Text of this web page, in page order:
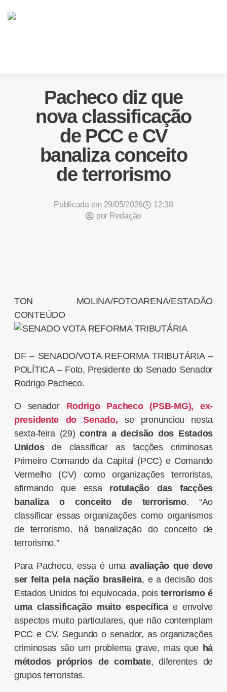
Pacheco diz que
nova classificação
de PCC e CV
banaliza conceito
de terrorismo
Publicada em 29/05/2026
12:38
por Redação
TON MOLINA/FOTOARENA/ESTADÃO
CONTEÚDO
DF – SENADO/VOTA REFORMA TRIBUTÁRIA –
POLÍTICA – Foto, Presidente do Senado Senador
Rodrigo Pacheco.
O senador Rodrigo Pacheco (PSB-MG), ex-
presidente do Senado, se pronunciou nesta
sexta-feira (29)contra a decisão dos Estados
Unidosde classificar as facções criminosas
Primeiro Comando da Capital (PCC) e Comando
Vermelho (CV) como organizações terroristas,
afirmando que essa rotulação das facções
banaliza o conceito de terrorismo. “Ao
classificar essas organizações como organismos
de terrorismo, há banalização do conceito de
terrorismo.”
Para Pacheco, essa é uma avaliação que deve
ser feita pela nação brasileira, e a decisão dos
Estados Unidos foi equivocada, poisterrorismo é
uma classificação muito específicae envolve
aspectos muito particulares, que não contemplam
PCC e CV. Segundo o senador, as organizações
criminosas são um problema grave, mas que há
métodos próprios de combate, diferentes de
grupos terroristas.